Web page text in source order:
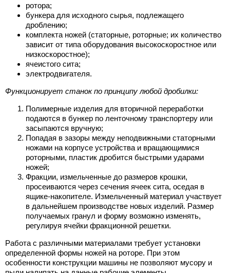
ротора;
бункера для исходного сырья, подлежащего
дроблению;
комплекта ножей (статорные, роторные; их количество
зависит от типа оборудования высокоскоростное или
низкоскоростное);
ячеистого сита;
электродвигателя.
Функционирует станок по принципу любой дробилки:
Полимерные изделия для вторичной переработки
подаются в бункер по ленточному транспортеру или
засыпаются вручную;
Попадая в зазоры между неподвижными статорными
ножами на корпусе устройства и вращающимися
роторными, пластик дробится быстрыми ударами
ножей;
Фракции, измельченные до размеров крошки,
просеиваются через сечения ячеек сита, оседая в
ящике-накопителе. Измельченный материал участвует
в дальнейшем производстве новых изделий. Размер
получаемых гранул и форму возможно изменять,
регулируя ячейки фракционной решетки.
Работа с различными материалами требует установки
определенной формы ножей на роторе. При этом
особенности конструкции машины не позволяют мусору и